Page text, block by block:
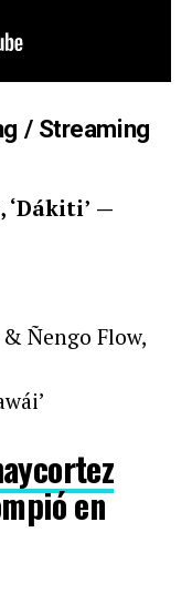
/ Streaming
‘Dákiti’ —
Ñengo Flow,
en